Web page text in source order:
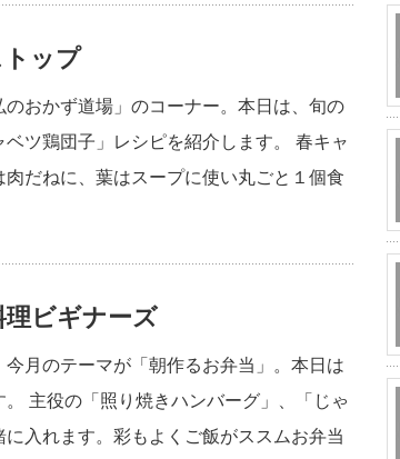
ップ
おかず道場」のコーナー。本日は、旬の
ツ鶏団子」レシピを紹介します。 春キャ
だねに、葉はスープに使い丸ごと１個食
ビギナーズ
月のテーマが「朝作るお弁当」。本日は
主役の「照り焼きハンバーグ」、「じゃ
入れます。彩もよくご飯がススムお弁当